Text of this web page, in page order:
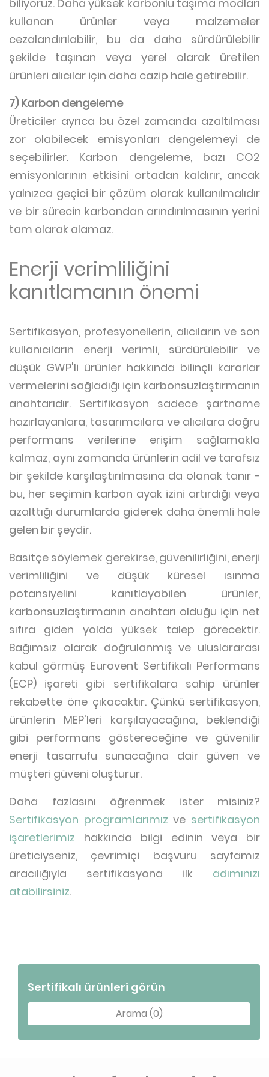
biliyoruz. Daha yüksek karbonlu taşıma modları
kullanan ürünler veya malzemeler
cezalandırılabilir, bu da daha sürdürülebilir
şekilde taşınan veya yerel olarak üretilen
ürünleri alıcılar için daha cazip hale getirebilir.
7) Karbon dengeleme
Üreticiler ayrıca bu özel zamanda azaltılması
zor olabilecek emisyonları dengelemeyi de
seçebilirler. Karbon dengeleme, bazı CO2
emisyonlarının etkisini ortadan kaldırır, ancak
yalnızca geçici bir çözüm olarak kullanılmalıdır
ve bir sürecin karbondan arındırılmasının yerini
tam olarak alamaz.
Enerji verimliliğini
kanıtlamanın önemi
Sertifikasyon, profesyonellerin, alıcıların ve son
kullanıcıların enerji verimli, sürdürülebilir ve
düşük GWP'li ürünler hakkında bilinçli kararlar
vermelerini sağladığı için karbonsuzlaştırmanın
anahtarıdır. Sertifikasyon sadece şartname
hazırlayanlara, tasarımcılara ve alıcılara doğru
performans verilerine erişim sağlamakla
kalmaz, aynı zamanda ürünlerin adil ve tarafsız
bir şekilde karşılaştırılmasına da olanak tanır -
bu, her seçimin karbon ayak izini artırdığı veya
azalttığı durumlarda giderek daha önemli hale
gelen bir şeydir.
Basitçe söylemek gerekirse, güvenilirliğini, enerji
verimliliğini ve düşük küresel ısınma
potansiyelini kanıtlayabilen ürünler,
karbonsuzlaştırmanın anahtarı olduğu için net
sıfıra giden yolda yüksek talep görecektir.
Bağımsız olarak doğrulanmış ve uluslararası
kabul görmüş Eurovent Sertifikalı Performans
(ECP) işareti gibi sertifikalara sahip ürünler
rekabette öne çıkacaktır. Çünkü sertifikasyon,
ürünlerin MEP'leri karşılayacağına, beklendiği
gibi performans göstereceğine ve güvenilir
enerji tasarrufu sunacağına dair güven ve
müşteri güveni oluşturur.
Daha fazlasını öğrenmek ister misiniz?
Sertifikasyon programlarımız ve sertifikasyon
işaretlerimiz hakkında bilgi edinin veya bir
üreticiyseniz, çevrimiçi başvuru sayfamız
aracılığıyla sertifikasyona ilk adımınızı
atabilirsiniz.
Sertifikalı ürünleri görün
Arama (0)